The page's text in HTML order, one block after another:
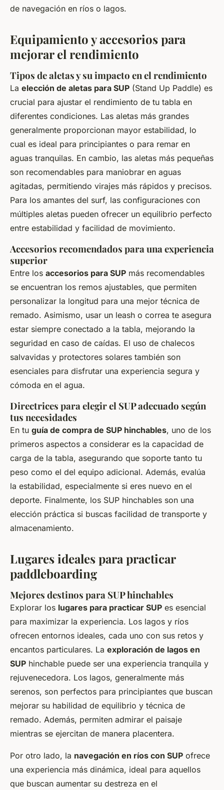
de navegación en ríos o lagos.
Equipamiento y accesorios para
mejorar el rendimiento
Tipos de aletas y su impacto en el rendimiento
La elección de aletas para SUP (Stand Up Paddle) es
crucial para ajustar el rendimiento de tu tabla en
diferentes condiciones. Las aletas más grandes
generalmente proporcionan mayor estabilidad, lo
cual es ideal para principiantes o para remar en
aguas tranquilas. En cambio, las aletas más pequeñas
son recomendables para maniobrar en aguas
agitadas, permitiendo virajes más rápidos y precisos.
Para los amantes del surf, las configuraciones con
múltiples aletas pueden ofrecer un equilibrio perfecto
entre estabilidad y facilidad de movimiento.
Accesorios recomendados para una experiencia
superior
Entre los accesorios para SUP más recomendables
se encuentran los remos ajustables, que permiten
personalizar la longitud para una mejor técnica de
remado. Asimismo, usar un leash o correa te asegura
estar siempre conectado a la tabla, mejorando la
seguridad en caso de caídas. El uso de chalecos
salvavidas y protectores solares también son
esenciales para disfrutar una experiencia segura y
cómoda en el agua.
Directrices para elegir el SUP adecuado según
tus necesidades
En tu guía de compra de SUP hinchables, uno de los
primeros aspectos a considerar es la capacidad de
carga de la tabla, asegurando que soporte tanto tu
peso como el del equipo adicional. Además, evalúa
la estabilidad, especialmente si eres nuevo en el
deporte. Finalmente, los SUP hinchables son una
elección práctica si buscas facilidad de transporte y
almacenamiento.
Lugares ideales para practicar
paddleboarding
Mejores destinos para SUP hinchables
Explorar los lugares para practicar SUP es esencial
para maximizar la experiencia. Los lagos y ríos
ofrecen entornos ideales, cada uno con sus retos y
encantos particulares. La exploración de lagos en
SUP hinchable puede ser una experiencia tranquila y
rejuvenecedora. Los lagos, generalmente más
serenos, son perfectos para principiantes que buscan
mejorar su habilidad de equilibrio y técnica de
remado. Además, permiten admirar el paisaje
mientras se ejercitan de manera placentera.
Por otro lado, la navegación en ríos con SUP ofrece
una experiencia más dinámica, ideal para aquellos
que buscan aumentar su destreza en el